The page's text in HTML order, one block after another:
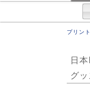
プリン
日
グ